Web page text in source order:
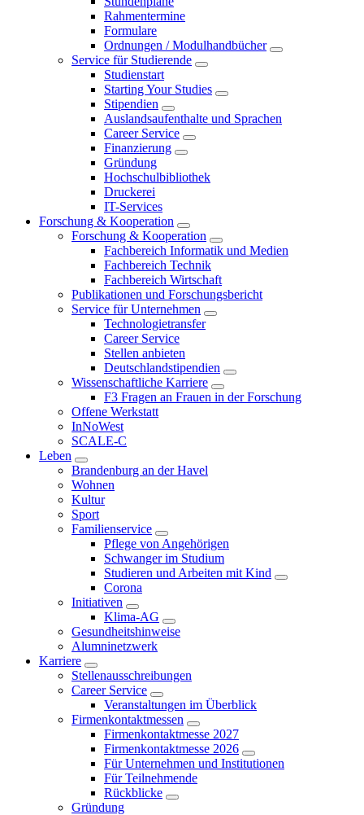
Rahmentermine
Formulare
Ordnungen / Modulhandbücher
Service für Studierende
Studienstart
Starting Your Studies
Stipendien
Auslandsaufenthalte und Sprachen
Career Service
Finanzierung
Gründung
Hochschulbibliothek
Druckerei
IT-Services
Forschung & Kooperation
Forschung & Kooperation
Fachbereich Informatik und Medien
Fachbereich Technik
Fachbereich Wirtschaft
Publikationen und Forschungsbericht
Service für Unternehmen
Technologietransfer
Career Service
Stellen anbieten
Deutschlandstipendien
Wissenschaftliche Karriere
F3 Fragen an Frauen in der Forschung
Offene Werkstatt
InNoWest
SCALE-C
Leben
Brandenburg an der Havel
Wohnen
Kultur
Sport
Familienservice
Pflege von Angehörigen
Schwanger im Studium
Studieren und Arbeiten mit Kind
Corona
Initiativen
Klima-AG
Gesundheitshinweise
Alumninetzwerk
Karriere
Stellenausschreibungen
Career Service
Veranstaltungen im Überblick
Firmenkontaktmessen
Firmenkontaktmesse 2027
Firmenkontaktmesse 2026
Für Unternehmen und Institutionen
Für Teilnehmende
Rückblicke
Gründung